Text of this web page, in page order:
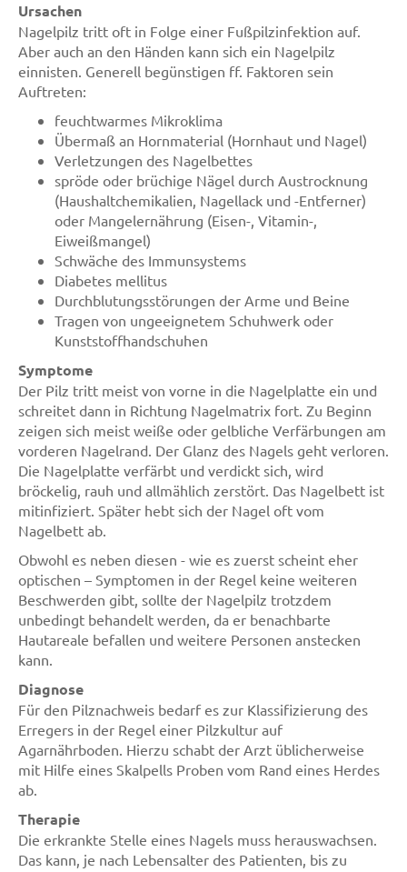
Ursachen
Nagelpilz tritt oft in Folge einer Fußpilzinfektion auf.
Aber auch an den Händen kann sich ein Nagelpilz
einnisten. Generell begünstigen ff. Faktoren sein
Auftreten:
feuchtwarmes Mikroklima
Übermaß an Hornmaterial (Hornhaut und Nagel)
Verletzungen des Nagelbettes
spröde oder brüchige Nägel durch Austrocknung
(Haushaltchemikalien, Nagellack und -Entferner)
oder Mangelernährung (Eisen-, Vitamin-,
Eiweißmangel)
Schwäche des Immunsystems
Diabetes mellitus
Durchblutungsstörungen der Arme und Beine
Tragen von ungeeignetem Schuhwerk oder
Kunststoffhandschuhen
Symptome
Der Pilz tritt meist von vorne in die Nagelplatte ein und
schreitet dann in Richtung Nagelmatrix fort. Zu Beginn
zeigen sich meist weiße oder gelbliche Verfärbungen am
vorderen Nagelrand. Der Glanz des Nagels geht verloren.
Die Nagelplatte verfärbt und verdickt sich, wird
bröckelig, rauh und allmählich zerstört. Das Nagelbett ist
mitinfiziert. Später hebt sich der Nagel oft vom
Nagelbett ab.
Obwohl es neben diesen - wie es zuerst scheint eher
optischen – Symptomen in der Regel keine weiteren
Beschwerden gibt, sollte der Nagelpilz trotzdem
unbedingt behandelt werden, da er benachbarte
Hautareale befallen und weitere Personen anstecken
kann.
Diagnose
Für den Pilznachweis bedarf es zur Klassifizierung des
Erregers in der Regel einer Pilzkultur auf
Agarnährboden. Hierzu schabt der Arzt üblicherweise
mit Hilfe eines Skalpells Proben vom Rand eines Herdes
ab.
Therapie
Die erkrankte Stelle eines Nagels muss herauswachsen.
Das kann, je nach Lebensalter des Patienten, bis zu